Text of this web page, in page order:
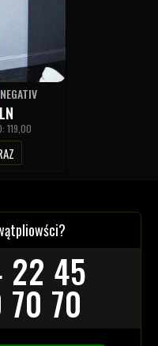
NEGATIV
119,00
22 45
70